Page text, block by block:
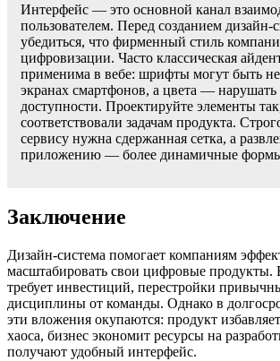
Интерфейс — это основной канал
пользователем. Перед созданием
убедиться, что фирменный стиль
цифровизации. Часто классическая
применима в вебе: шрифты могут быть
экранах смартфонов, а цвета — нарушать
доступности. Проектируйте элементы
соответствовали задачам продукта.
сервису нужна сдержанная сетка, а
приложению — более динамичные
Заключение
Дизайн-система помогает компаниям
масштабировать свои цифровые продукты.
требует инвестиций, перестройки
дисциплины от команды. Однако в
эти вложения окупаются: продукт
хаоса, бизнес экономит ресурсы на
получают удобный интерфейс.